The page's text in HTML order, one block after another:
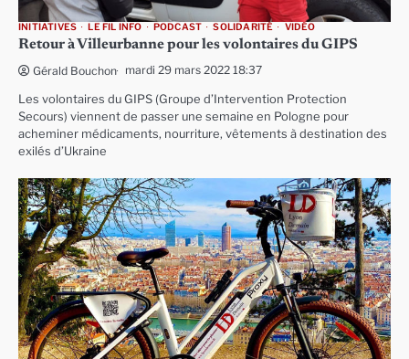
INITIATIVES LE FIL INFO PODCAST SOLIDARITÉ VIDÉO
Retour à Villeurbanne pour les volontaires du GIPS
Gérald Bouchon mardi 29 mars 2022 18:37
Les volontaires du GIPS (Groupe d’Intervention Protection
Secours) viennent de passer une semaine en Pologne pour
acheminer médicaments, nourriture, vêtements à destination des
exilés d’Ukraine